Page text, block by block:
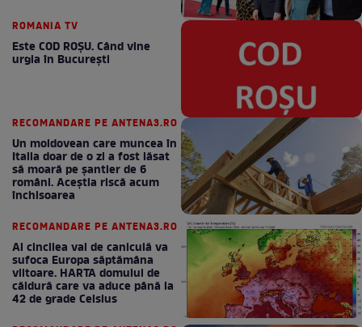
ROMANIA TV
Este COD ROŞU. Când vine
urgia în Bucureşti
RECOMANDARE PE ANTENA3.RO
Un moldovean care muncea în
Italia doar de o zi a fost lăsat
să moară pe şantier de 6
români. Aceștia riscă acum
închisoarea
RECOMANDARE PE ANTENA3.RO
Al cincilea val de caniculă va
sufoca Europa săptămâna
viitoare. HARTA domului de
căldură care va aduce până la
42 de grade Celsius